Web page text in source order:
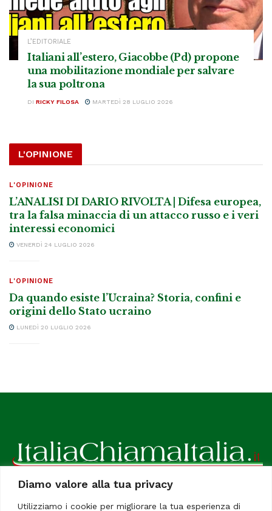
Diamo valore alla tua privacy
Utilizziamo i cookie per migliorare la tua esperienza di
L’EDITORIALE
Italiani all’estero, Giacobbe (Pd) propone
una mobilitazione mondiale per salvare
la sua poltrona
DI RICKY FILOSA MARTEDÌ 28 LUGLIO 2026
L'OPINIONE
L'OPINIONE
L’ANALISI DI DARIO RIVOLTA | Difesa europea,
tra la falsa minaccia di un attacco russo e i veri
interessi economici
VENERDÌ 24 LUGLIO 2026
L'OPINIONE
Da quando esiste l’Ucraina? Storia, confini e
origini dello Stato ucraino
LUNEDÌ 20 LUGLIO 2026
ItaliaChiamaItalia, il TUO quotidiano online preferito.